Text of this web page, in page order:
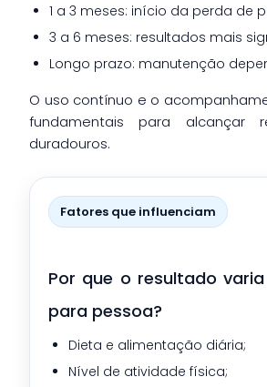
1 a 3 meses: início da perda de
3 a 6 meses: resultados mais
Longo prazo: manutenção
O uso contínuo e o
fundamentais para alcançar
duradouros.
Fatores que influenciam
Por que o resultado
para pessoa?
Dieta e alimentação diária;
Nível de atividade física;